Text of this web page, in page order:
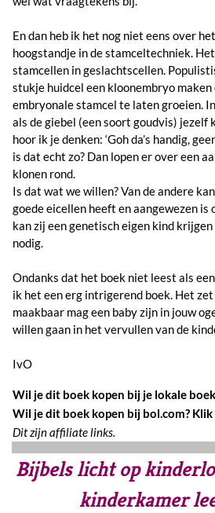
En dan heb ik het nog niet eens over
hoogstandje in de stamceltechniek.
stamcellen in geslachtscellen.
stukje huidcel een kloonembryo
embryonale stamcel te laten groeien.
als de giebel (een soort goudvis) jezelf
hoor ik je denken: ‘Goh da’s handig,
is dat echt zo? Dan lopen er over een
klonen rond.
Is dat wat we willen? Van de andere
goede eicellen heeft en aangewezen is
kan zij een genetisch eigen kind
nodig.
Ondanks dat het boek niet leest als
ik het een erg intrigerend boek. Het
maakbaar mag een baby zijn in jouw
willen gaan in het vervullen van de
IvO
Wil je dit boek kopen bij je lokale
Wil je dit boek kopen bij bol.com? Klik
Dit zijn affiliate links.
Bijbels licht op
kinderkamer